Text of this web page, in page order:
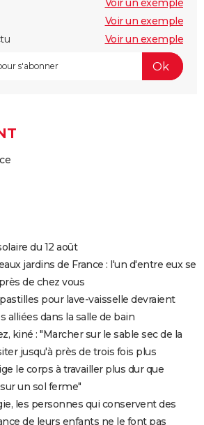
Voir un exemple
Voir un exemple
Voir un exemple
du 12 août
jardins de France : l'un d'entre eux se
de chez vous
pour lave-vaisselle devraient
alliées dans la salle de bain
kiné : "Marcher sur le sable sec de la
jusqu'à près de trois fois plus
le corps à travailler plus dur que
un sol ferme"
les personnes qui conservent des
de leurs enfants ne le font pas